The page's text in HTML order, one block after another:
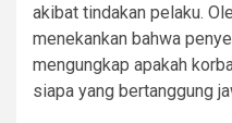
akibat tindakan pelaku.
menekankan bahwa
mengungkap apakah
siapa yang bertanggung